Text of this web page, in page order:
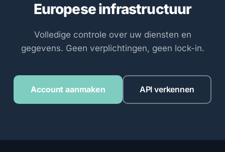
Europese infrastructuur
Volledige controle over uw diensten en
gegevens. Geen verplichtingen, geen lock-in.
Account aanmaken API verkennen